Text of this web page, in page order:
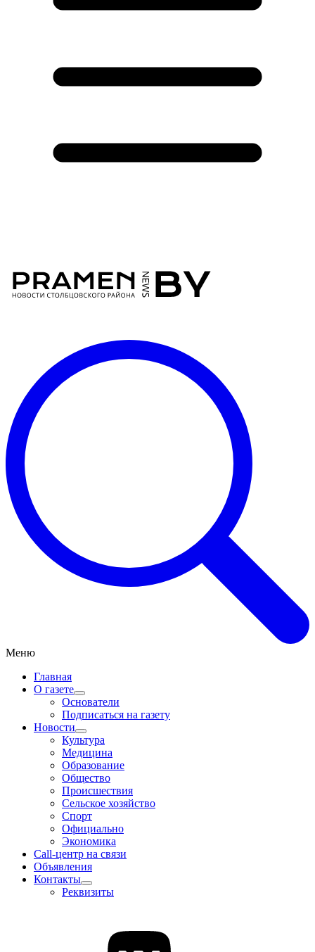
Меню
Главная
О газете
Основатели
Подписаться на газету
Новости
Культура
Медицина
Образование
Общество
Происшествия
Сельское хозяйство
Спорт
Официально
Экономика
Call-центр на связи
Объявления
Контакты
Реквизиты